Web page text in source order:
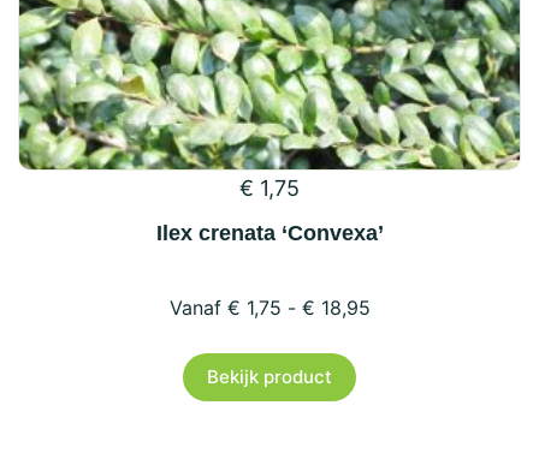
€ 1,75
Ilex crenata ‘Convexa’
€ 1,75 - € 18,95
Bekijk product
product